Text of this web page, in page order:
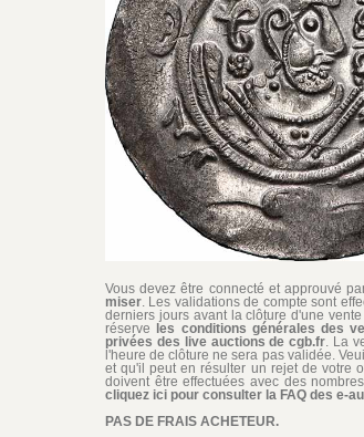
Vous devez être connecté et approuvé
miser. Les validations de compte sont
derniers jours avant la clôture d'une
réserve
les conditions générales des
privées des live auctions de cgb.fr. La
l'heure de clôture ne sera pas validée.
et qu'il peut en résulter un rejet de votre
doivent être effectuées avec des
cliquez ici pour consulter la FAQ des e-
PAS DE FRAIS ACHETEUR.